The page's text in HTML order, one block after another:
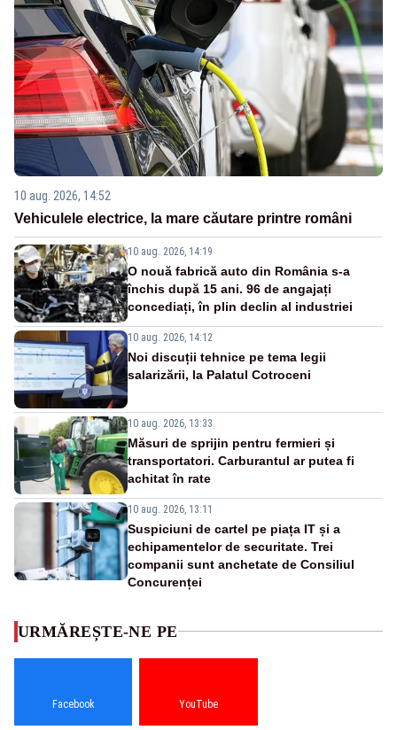
10 aug. 2026, 14:52
Vehiculele electrice, la mare căutare printre români
10 aug. 2026, 14:19
O nouă fabrică auto din România s-a
închis după 15 ani. 96 de angajați
concediați, în plin declin al industriei
10 aug. 2026, 14:12
Noi discuții tehnice pe tema legii
salarizării, la Palatul Cotroceni
10 aug. 2026, 13:33
Măsuri de sprijin pentru fermieri și
transportatori. Carburantul ar putea fi
achitat în rate
10 aug. 2026, 13:11
Suspiciuni de cartel pe piața IT și a
echipamentelor de securitate. Trei
companii sunt anchetate de Consiliul
Concurenței
URMĂREȘTE-NE PE
Facebook YouTube